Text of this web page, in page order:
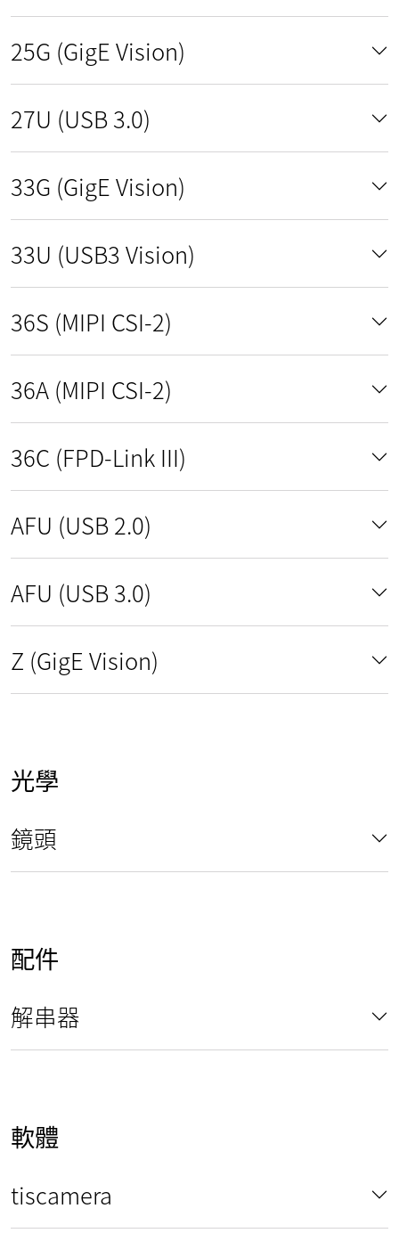
25G (GigE Vision)
27U (USB 3.0)
33G (GigE Vision)
33U (USB3 Vision)
36S (MIPI CSI-2)
36A (MIPI CSI-2)
36C (FPD-Link III)
AFU (USB 2.0)
AFU (USB 3.0)
Z (GigE Vision)
光學
鏡頭
配件
解串器
軟體
tiscamera